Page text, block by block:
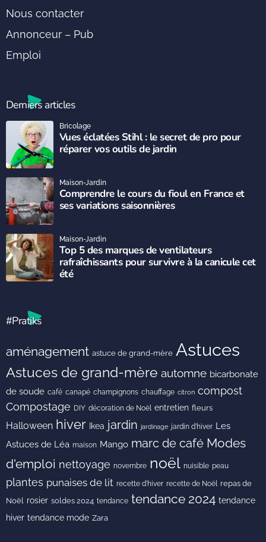
Nous contacter
Annonceur – Pub
Emploi
Derniers articles
Vues éclatées Stihl : le secret de pro pour
réparer vos outils de jardin
Bricolage
Comprendre le cours du fioul en France et
ses variations saisonnières
Maison-Jardin
Top 5 des marques de ventilateurs
rafraîchissants pour survivre à la canicule cet
été
Maison-Jardin
#Pratiks
aménagement astuce de grand-mère Astuces
Astuces de grand-mère automne bicarbonate
de soude café canapé champignons chauffage citron compost
Compostage DIY décoration de Noël entretien fleurs
Halloween hiver Ikea jardin jardinage jardin d'hiver Les
Astuces de Léa maison Mango marc de café Modes
d'emploi nettoyage novembre noël nuisible peau
plantes punaises de lit recette d'hiver recette de Noël repas de
Noël rosier soldes 2024 tendance tendance 2024 tendance
hiver tendance mode Zara